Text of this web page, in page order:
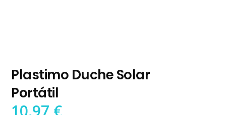
Plastimo Duche Solar
Portátil
10,97 €